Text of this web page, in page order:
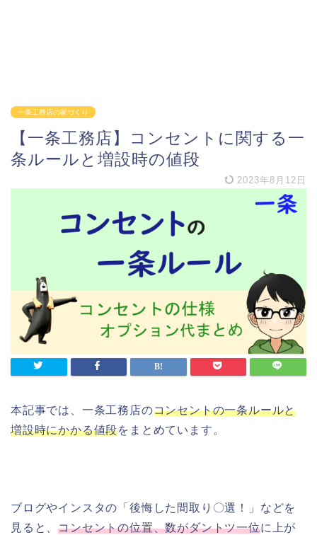
一条工務店の家づくり
【一条工務店】コンセントに関する一
条ルールと増設時の値段
2023年8月12日
本記事では、一条工務店のコンセントの一条ルールと
増設時にかかる値段をまとめています。
ブログやインスタの「後悔した間取り〇選！」などを
見ると、コンセントの位置、数がダントツ一位に上が